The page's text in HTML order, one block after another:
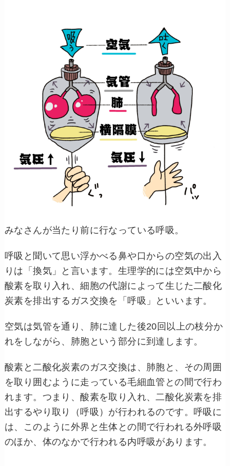
みなさんが当たり前に行なっている呼吸。
呼吸と聞いて思い浮かべる鼻や口からの空気の出入
りは「換気」と言います。生理学的には空気中から
酸素を取り入れ、細胞の代謝によって生じた二酸化
炭素を排出するガス交換を「呼吸」といいます。
空気は気管を通り、肺に達した後20回以上の枝分か
れをしながら、肺胞という部分に到達します。
酸素と二酸化炭素のガス交換は、肺胞と、その周囲
を取り囲むように走っている毛細血管との間で行わ
れます。つまり、酸素を取り入れ、二酸化炭素を排
出するやり取り（呼吸）が行われるのです。呼吸に
は、このように外界と生体との間で行われる外呼吸
のほか、体のなかで行われる内呼吸があります。